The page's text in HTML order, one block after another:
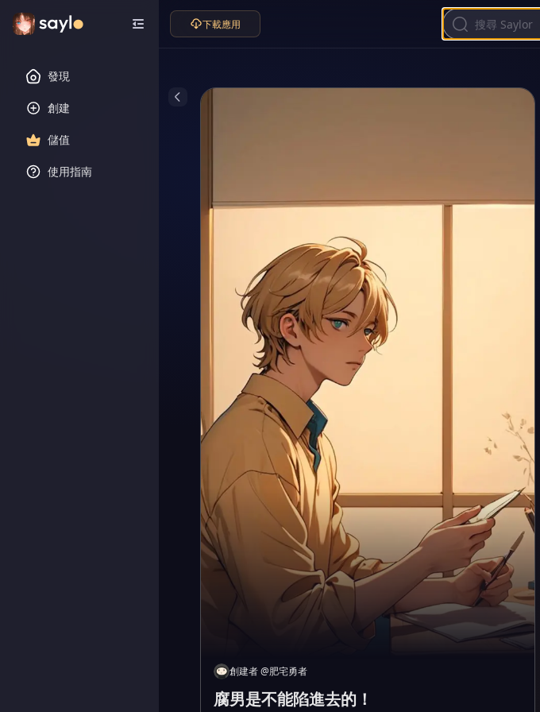
發現
創建
儲值
使用指南
下載應用
創建者@肥宅勇者
腐男是不能陷進去的！